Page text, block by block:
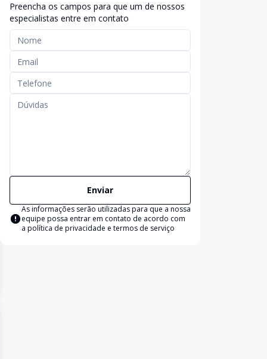
Preencha os campos para que um de nossos
especialistas entre em contato
Enviar
As informações serão utilizadas para que a nossa
equipe possa entrar em contato de acordo com
a política de privacidade e termos de serviço